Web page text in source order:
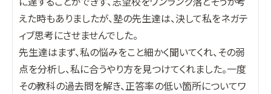
えた時もありましたが、塾の先生達は、決して私をネガテ
ィブ思考にさせませんでした。
先生達はまず、私の悩みをこと細かく聞いてくれ、その弱
点を分析し、私に合うやり方を見つけてくれました。一度
その教科の過去問を解き、正答率の低い箇所についてワ